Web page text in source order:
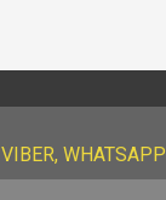
VIBER, WHATSAPP